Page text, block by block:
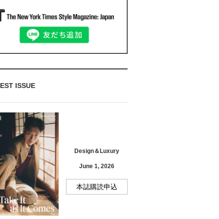
ISSUE
Design＆Luxury
June 1, 2026
本誌購読申込